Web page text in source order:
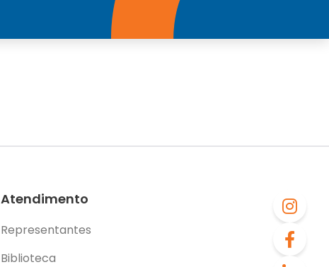
Atendimento
Representantes
Biblioteca